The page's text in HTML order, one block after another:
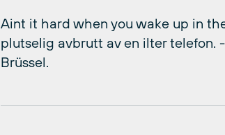
Aint it hard when you wake up in
plutselig avbrutt av en ilter telefon.
Brüssel.